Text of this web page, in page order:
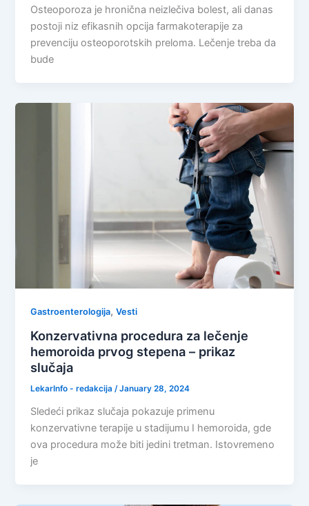
Osteoporoza je hronična neizlečiva bolest, ali danas
postoji niz efikasnih opcija farmakoterapije za
prevenciju osteoporotskih preloma. Lečenje treba da
bude
Gastroenterologija,Vesti
Konzervativna procedura za lečenje
hemoroida prvog stepena – prikaz
slučaja
LekarInfo - redakcija/January 28, 2024
Sledeći prikaz slučaja pokazuje primenu
konzervativne terapije u stadijumu I hemoroida, gde
ova procedura može biti jedini tretman. Istovremeno
je